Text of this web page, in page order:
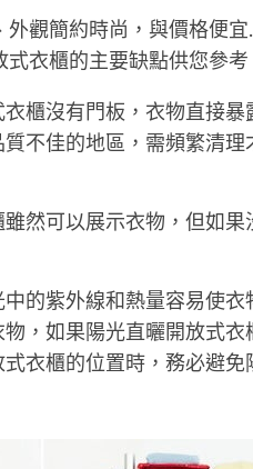
外觀簡約時尚，與價格便
衣櫃的主要缺點供您參考
櫃沒有門板，衣物直接暴
不佳的地區，需頻繁清理
然可以展示衣物，但如果
的紫外線和熱量容易使衣
，如果陽光直曬開放式衣
衣櫃的位置時，務必避免